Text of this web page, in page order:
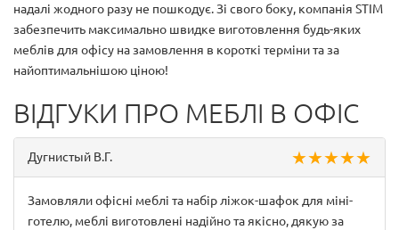
надалі жодного разу не пошкодує. Зі свого боку, компанія STIM
забезпечить максимально швидке виготовлення будь-яких
меблів для офісу на замовлення в короткі терміни та за
найоптимальнішою ціною!
ВІДГУКИ ПРО МЕБЛІ В ОФІС
Дугнистый В.Г. ★ ★ ★ ★ ★
Замовляли офісні меблі та набір ліжок-шафок для міні-
готелю, меблі виготовлені надійно та якісно, ​​дякую за